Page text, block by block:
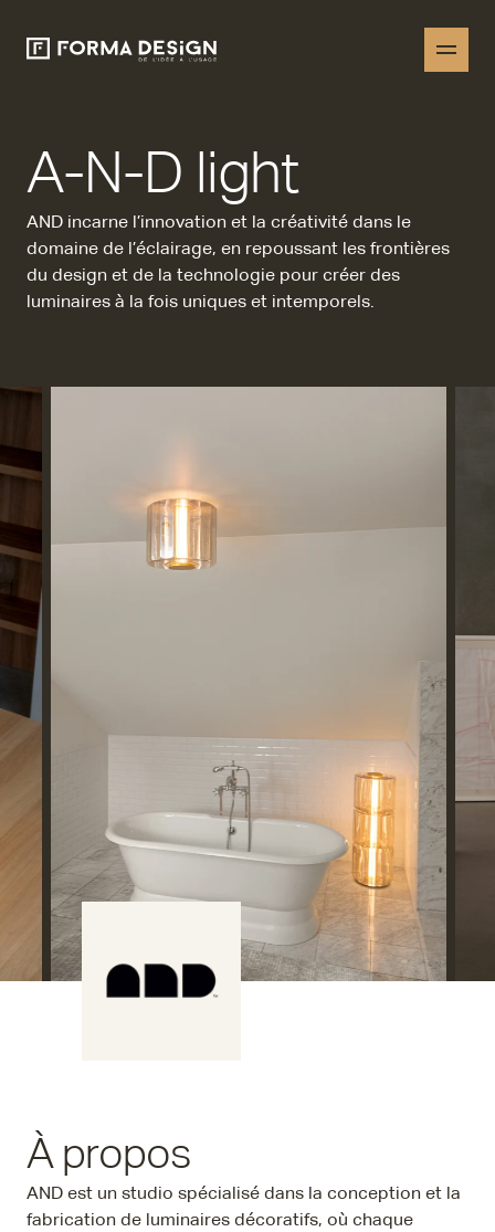
A-N-D light
AND incarne l’innovation et la créativité dans le
domaine de l’éclairage, en repoussant les frontières
du design et de la technologie pour créer des
luminaires à la fois uniques et intemporels.
À propos
AND est un studio spécialisé dans la conception et la
fabrication de luminaires décoratifs, où chaque